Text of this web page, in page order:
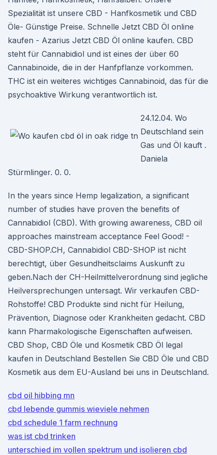
Spezialität ist unsere CBD - Hanfkosmetik und CBD
Öle- Günstige Preise. Schnelle Jetzt CBD Öl online
kaufen - Azarius Jetzt CBD Öl online kaufen. CBD
steht für Cannabidiol und ist eines der über 60
Cannabinoide, die in der Hanfpflanze vorkommen.
THC ist ein weiteres wichtiges Cannabinoid, das für die
psychoaktive Wirkung verantwortlich ist.
24.12.04. Wo
Deutschland sein
Gas und Öl kauft .
Daniela
Stürmlinger. 0. 0.
In the years since Hemp legalization, a significant
number of studies have proven the benefits of
Cannabidiol (CBD). With growing awareness, CBD oil
approaches mainstream acceptance Feel Good! -
CBD-SHOP.CH, Cannabidiol CBD-SHOP ist nicht
berechtigt, über Gesundheitsclaims Auskunft zu
geben.Nach der CH-Heilmittelverordnung sind jegliche
Heilversprechungen untersagt. Wir verkaufen CBD-
Rohstoffe! CBD Produkte sind nicht für Heilung,
Prävention, Diagnose oder Krankheiten gedacht. CBD
kann Pharmakologische Eigenschaften aufweisen.
CBD Shop, CBD Öle und Kosmetik CBD Öl legal
kaufen in Deutschland Bestellen Sie CBD Öle und CBD
Kosmetik aus dem EU-Ausland bei uns in Deutschland.
cbd oil hibbing mn
cbd lebende gummis wieviele nehmen
cbd schedule 1 farm rechnung
was ist cbd trinken
unterschied im vollen spektrum und isolieren cbd